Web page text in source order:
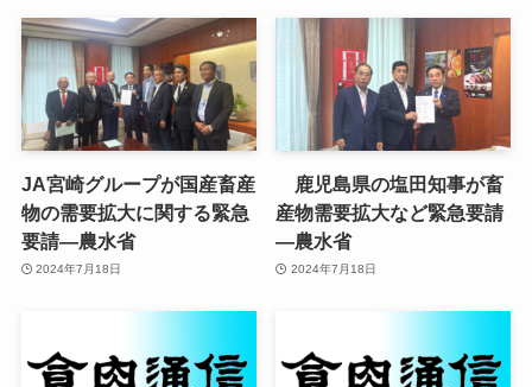
JA宮崎グループが国産畜産
物の需要拡大に関する緊急
要請—農水省
2024年7月18日
鹿児島県の塩田知事が畜
産物需要拡大など緊急要請
—農水省
2024年7月18日